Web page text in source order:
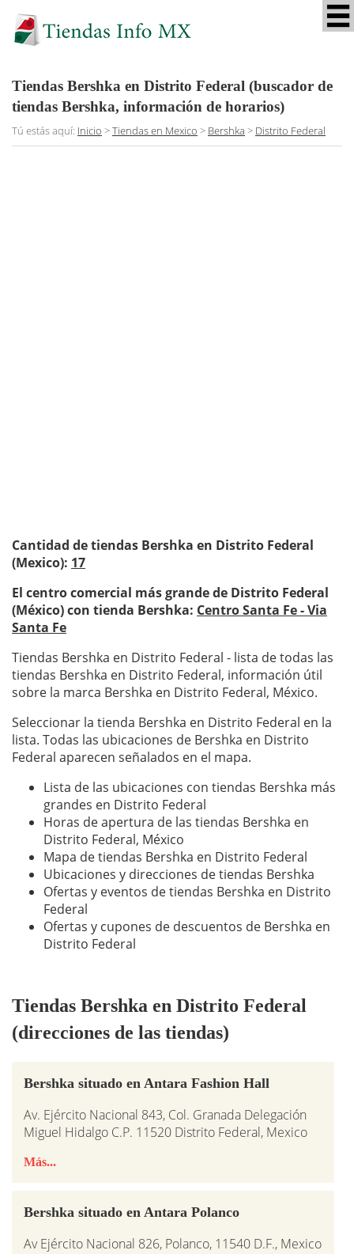
Tiendas Bershka en Distrito Federal (buscador de
tiendas Bershka, información de horarios)
Tú estás aquí: Inicio >Tiendas en Mexico > Bershka > Distrito Federal
Cantidad de tiendas Bershka en Distrito Federal
(Mexico): 17
El centro comercial más grande de Distrito Federal
(México) con tienda Bershka: Centro Santa Fe - Via
Santa Fe
Tiendas Bershka en Distrito Federal - lista de todas las
tiendas Bershka en Distrito Federal, información útil
sobre la marca Bershka en Distrito Federal, México.
Seleccionar la tienda Bershka en Distrito Federal en la
lista. Todas las ubicaciones de Bershka en Distrito
Federal aparecen señalados en el mapa.
Lista de las ubicaciones con tiendas Bershka más
grandes en Distrito Federal
Horas de apertura de las tiendas Bershka en
Distrito Federal, México
Mapa de tiendas Bershka en Distrito Federal
Ubicaciones y direcciones de tiendas Bershka
Ofertas y eventos de tiendas Bershka en Distrito
Federal
Ofertas y cupones de descuentos de Bershka en
Distrito Federal
Tiendas Bershka en Distrito Federal
(direcciones de las tiendas)
Bershka situado en Antara Fashion Hall
Av. Ejército Nacional 843, Col. Granada Delegación
Miguel Hidalgo C.P. 11520 Distrito Federal, Mexico
Más...
Bershka situado en Antara Polanco
Av Ejército Nacional 826, Polanco, 11540 D.F., Mexico